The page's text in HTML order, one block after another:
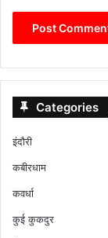
Categories
इंदौरी
कबीरधाम
कवर्धा
कुई कुकदुर